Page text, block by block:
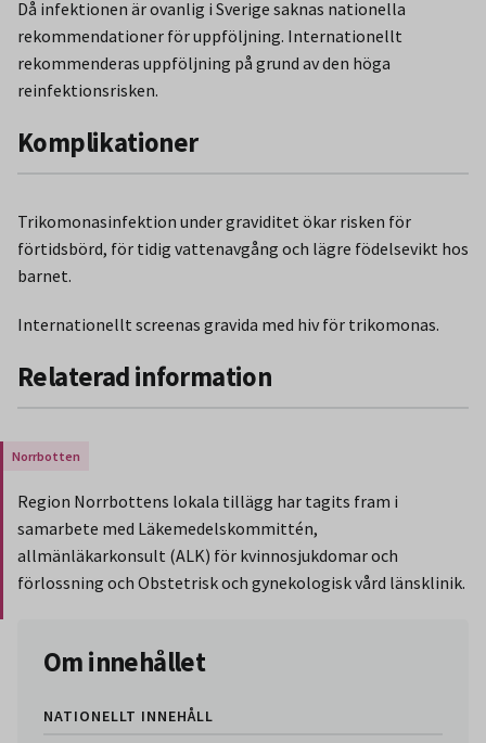
Då infektionen är ovanlig i Sverige saknas nationella
rekommendationer för uppföljning. Internationellt
rekommenderas uppföljning på grund av den höga
reinfektionsrisken.
Komplikationer
Trikomonasinfektion under graviditet ökar risken för
förtidsbörd, för tidig vattenavgång och lägre födelsevikt hos
barnet.
Internationellt screenas gravida med hiv för trikomonas.
Relaterad information
Gäller endast för Region Norrbotten.
Region Norrbottens lokala tillägg har tagits fram i
samarbete med Läkemedelskommittén,
allmänläkarkonsult (ALK) för kvinnosjukdomar och
förlossning och Obstetrisk och gynekologisk vård länsklinik.
Om innehållet
NATIONELLT INNEHÅLL